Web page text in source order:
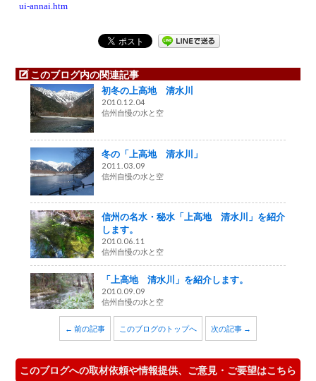
ui-annai.htm
このブログ内の関連記事
初冬の上高地 清水川
2010.12.04
信州自慢の水と空
冬の「上高地 清水川」
2011.03.09
信州自慢の水と空
信州の名水・秘水「上高地 清水川」を紹介
します。
2010.06.11
信州自慢の水と空
「上高地 清水川」を紹介します。
2010.09.09
信州自慢の水と空
← 前の記事 このブログのトップへ 次の記事 →
このブログへの取材依頼や情報提供、ご意見・ご要望はこちら